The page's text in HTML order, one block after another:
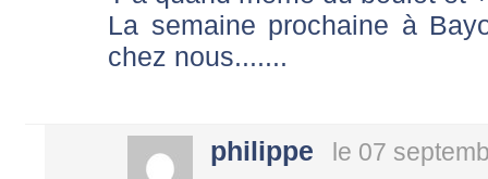
La semaine prochaine à
chez nous.......
philippe le 07